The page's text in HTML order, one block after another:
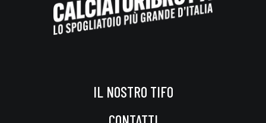
IL NOSTRO TIFO